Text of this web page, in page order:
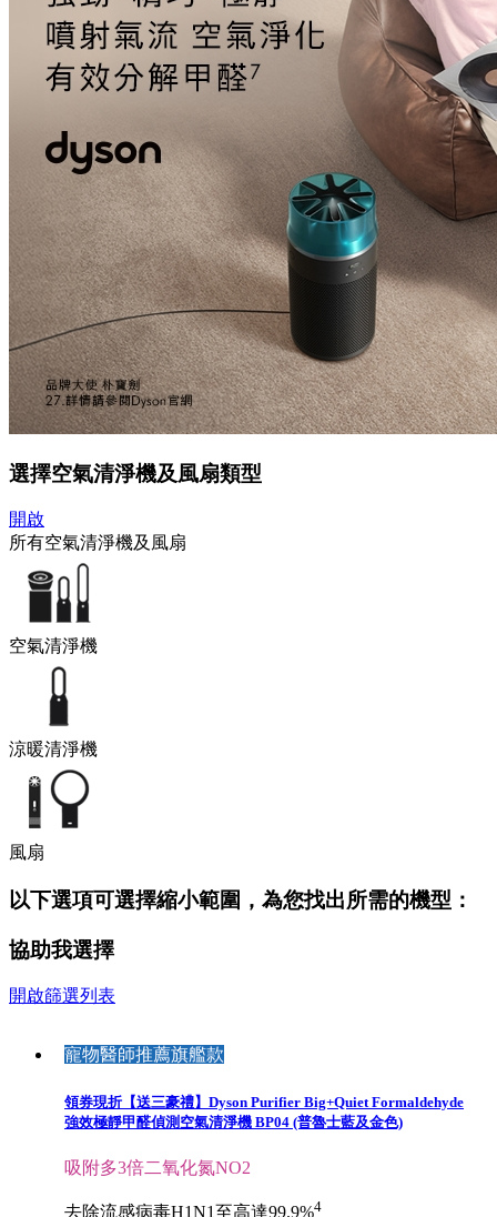
選擇空氣清淨機及風扇類型
開啟
所有空氣清淨機及風扇
空氣清淨機
涼暖清淨機
風扇
以下選項可選擇縮小範圍，為您找出所需的機型：
協助我選擇
開啟篩選列表
寵物醫師推薦旗艦款
領券現折【送三豪禮】Dyson Purifier Big+Quiet Formaldehyde
強效極靜甲醛偵測空氣清淨機 BP04 (普魯士藍及金色)
吸附多3倍二氧化氮NO2
去除流感病毒H1N1至高達99.9%4